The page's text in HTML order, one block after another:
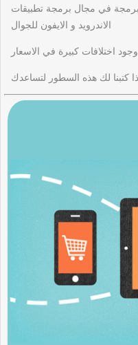
في مجال برمجة تطبيقات
الاندرويد و الايفون للجوال
اختلافات كبيرة في الاسعار
كتبنا لك هذه السطور لتساعدك